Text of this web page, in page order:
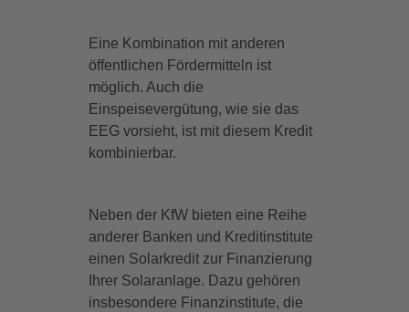
Eine Kombination mit anderen
öffentlichen Fördermitteln ist
möglich. Auch die
Einspeisevergütung, wie sie das
EEG vorsieht, ist mit diesem Kredit
kombinierbar.
Neben der KfW bieten eine Reihe
anderer Banken und Kreditinstitute
einen Solarkredit zur Finanzierung
Ihrer Solaranlage. Dazu gehören
insbesondere Finanzinstitute, die